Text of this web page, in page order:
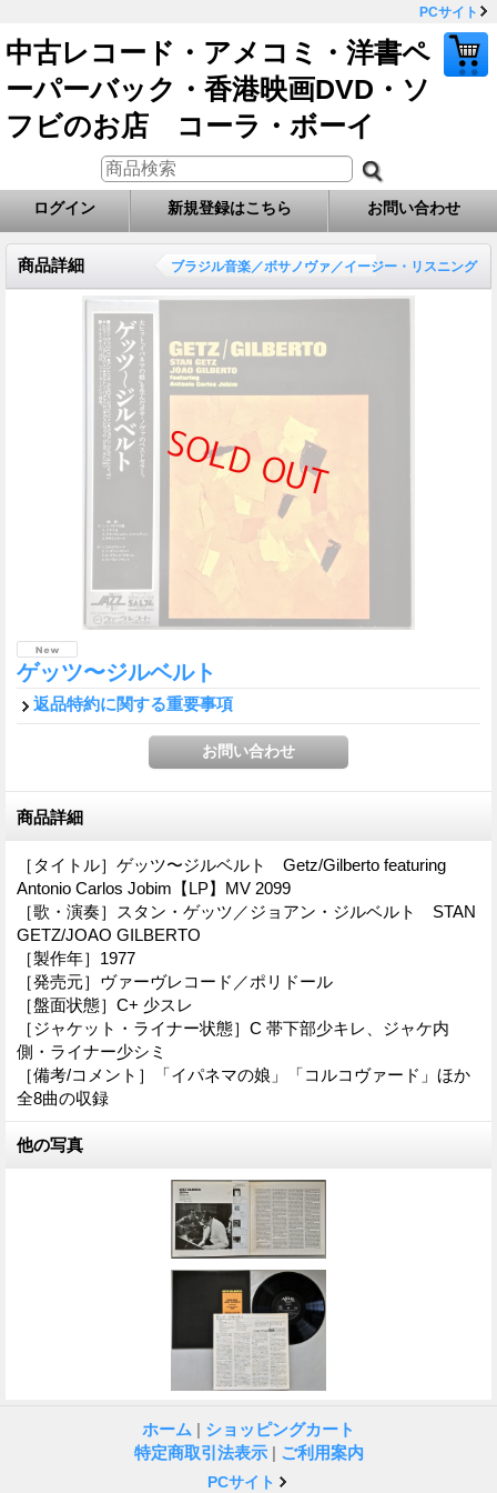
PCサイト
中古レコード・アメコミ・洋書ペ
ーパーバック・香港映画DVD・ソ
フビのお店 コーラ・ボーイ
ログイン 新規登録はこちら お問い合わせ
商品詳細 ブラジル音楽／ボサノヴァ／イージー・リスニング
ゲッツ〜ジルベルト
返品特約に関する重要事項
商品詳細
［タイトル］ゲッツ〜ジルベルト Getz/Gilberto featuring
Antonio Carlos Jobim【LP】MV 2099
［歌・演奏］スタン・ゲッツ／ジョアン・ジルベルト STAN
GETZ/JOAO GILBERTO
［製作年］1977
［発売元］ヴァーヴレコード／ポリドール
［盤面状態］C+ 少スレ
［ジャケット・ライナー状態］C 帯下部少キレ、ジャケ内
側・ライナー少シミ
［備考/コメント］「イパネマの娘」「コルコヴァード」ほか
全8曲の収録
他の写真
ホーム | ショッピングカート
特定商取引法表示 | ご利用案内
PCサイト